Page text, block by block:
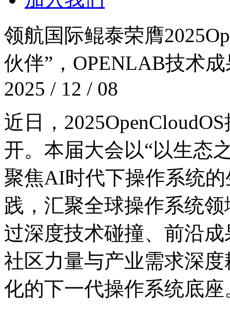
领航国际鲲泰荣膺
伙伴”，OPENLAB技术
2025 / 12 / 08
近日，
开。本届大会以“以生态之
聚焦AI时代下操作系统的
践，汇聚全球操作系统
过深度技术碰撞、前沿
社区力量与产业需求深度耦
化的下一代操作系统底座